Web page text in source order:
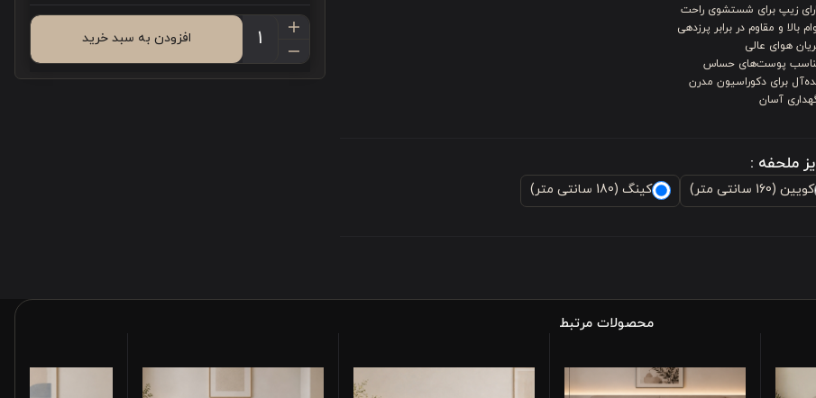
زیپ برای شستشوی راحت
بالا و مقاوم در برابر پرزدهی
هوای عالی
پوست‌های حساس
برای دکوراسیون مدرن
آسان
ملحفه :
کویین (160 سانتی متر) کینگ (180 سانتی متر)
افزودن به سبد خرید
محصولات مرتبط